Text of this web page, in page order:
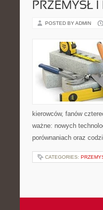
PRZEMYSŁ
POSTED BY ADMIN
kierowców, fanów
ważne: nowych
porównaniach oraz
CATEGORIES: